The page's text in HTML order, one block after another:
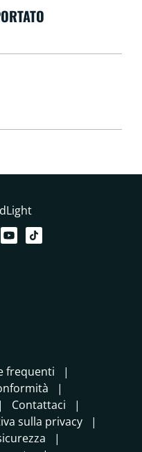
frequenti
Contattaci
sulla privacy